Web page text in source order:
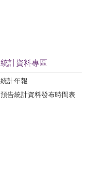
統計資料專區
統計年報
預告統計資料發布時間表